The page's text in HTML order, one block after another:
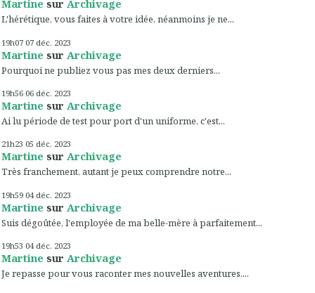
Martine sur Archivage
L'hérétique, vous faites à votre idée, néanmoins je ne...
19h07 07 déc. 2023
Martine sur Archivage
Pourquoi ne publiez vous pas mes deux derniers...
19h56 06 déc. 2023
Martine sur Archivage
Ai lu période de test pour port d'un uniforme, c'est...
21h23 05 déc. 2023
Martine sur Archivage
Très franchement, autant je peux comprendre notre...
19h59 04 déc. 2023
Martine sur Archivage
Suis dégoûtée, l'employée de ma belle-mère à parfaitement...
19h53 04 déc. 2023
Martine sur Archivage
Je repasse pour vous raconter mes nouvelles aventures,...